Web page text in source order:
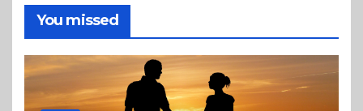
richtige
Entscheidung
You missed